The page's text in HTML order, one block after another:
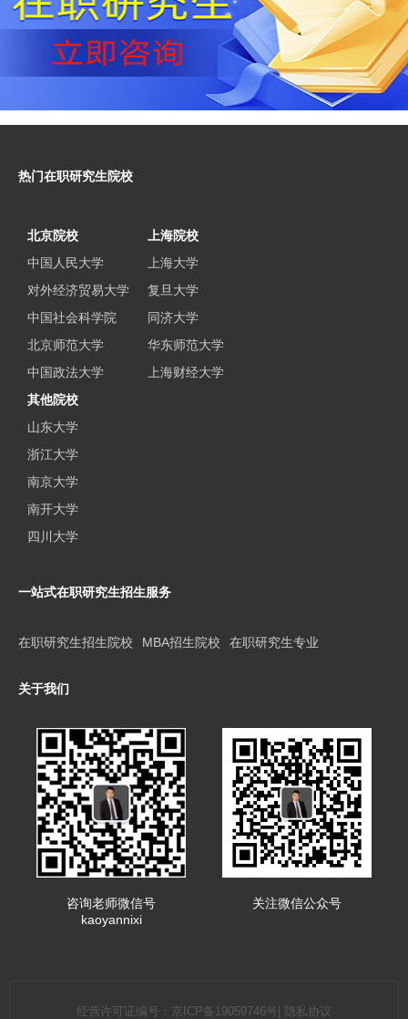
热门在职研究生院校
北京院校
中国人民大学
对外经济贸易大学
中国社会科学院
北京师范大学
中国政法大学
上海院校
上海大学
复旦大学
同济大学
华东师范大学
上海财经大学
其他院校
山东大学
浙江大学
南京大学
南开大学
四川大学
一站式在职研究生招生服务
在职研究生招生院校 MBA招生院校 在职研究生专业
关于我们
咨询老师微信号
kaoyannixi
关注微信公众号
经营许可证编号： 京ICP备19059746号 隐私协议